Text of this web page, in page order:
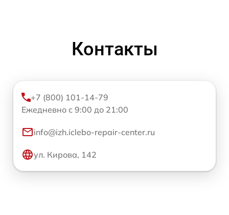
Контакты
+7 (800) 101-14-79
Ежедневно с 9:00 до 21:00
info@izh.iclebo-repair-center.ru
ул. Кирова, 142